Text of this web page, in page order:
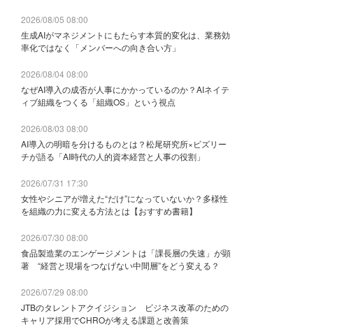
2026/08/05 08:00
生成AIがマネジメントにもたらす本質的変化は、業務効
率化ではなく「メンバーへの向き合い方」
2026/08/04 08:00
なぜAI導入の成否が人事にかかっているのか？AIネイテ
ィブ組織をつくる「組織OS」という視点
2026/08/03 08:00
AI導入の明暗を分けるものとは？松尾研究所×ビズリー
チが語る「AI時代の人的資本経営と人事の役割」
2026/07/31 17:30
女性やシニアが増えた“だけ”になっていないか？多様性
を組織の力に変える方法とは【おすすめ書籍】
2026/07/30 08:00
食品製造業のエンゲージメントは「課長層の失速」が顕
著 “経営と現場をつなげない中間層”をどう変える？
2026/07/29 08:00
JTBのタレントアクイジション ビジネス改革のための
キャリア採用でCHROが考える課題と改善策